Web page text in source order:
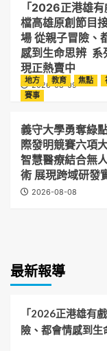
「2026正港雄
檔高雄原創節目
場 從親子冒險、
感到生命思辨 系
現正熱賣中
2026-08-09
地方 教育 焦點
賽事
義守大學勇奪綠
際發明競賽六項
智慧醫療結合無
術 展現跨域研發
2026-08-08
最新報導
「2026正港雄有
險、都會情感到